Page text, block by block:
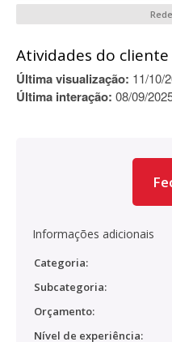
Atividades do
Última visualização: 11/10/
Última interação: 08/09/
Informações adicionais
Categoria:
Subcategoria:
Orçamento:
Nível de experiência: